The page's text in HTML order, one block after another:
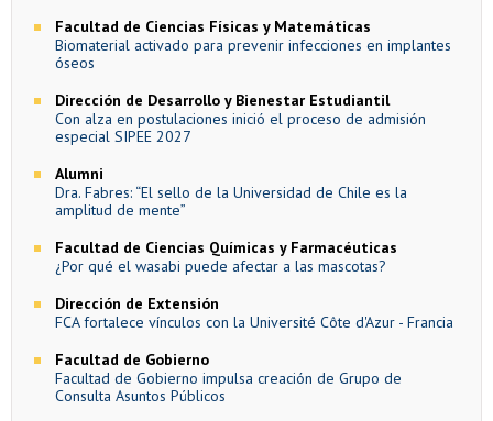
Facultad de Ciencias Físicas y Matemáticas
Biomaterial activado para prevenir infecciones en implantes
óseos
Dirección de Desarrollo y Bienestar Estudiantil
Con alza en postulaciones inició el proceso de admisión
especial SIPEE 2027
Alumni
Dra. Fabres: “El sello de la Universidad de Chile es la
amplitud de mente”
Facultad de Ciencias Químicas y Farmacéuticas
¿Por qué el wasabi puede afectar a las mascotas?
Dirección de Extensión
FCA fortalece vínculos con la Université Côte d'Azur - Francia
Facultad de Gobierno
Facultad de Gobierno impulsa creación de Grupo de
Consulta Asuntos Públicos